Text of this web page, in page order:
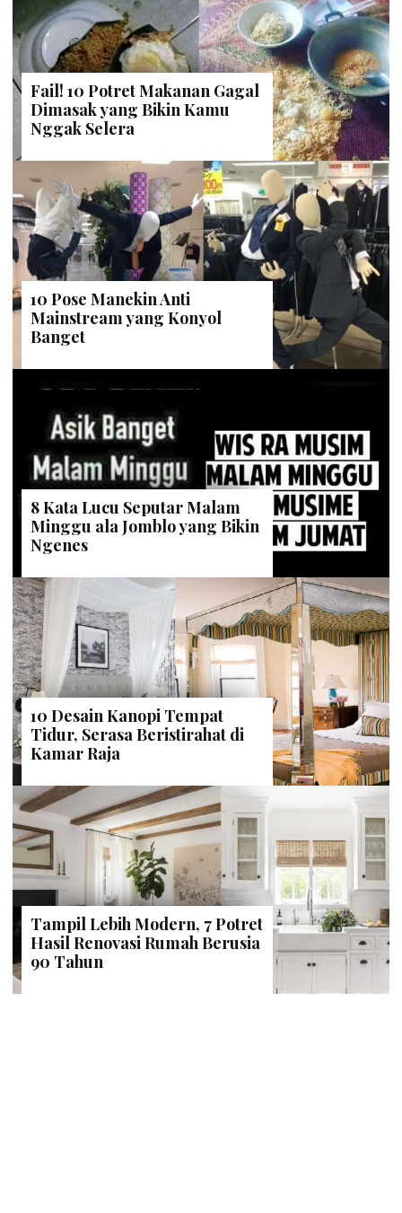
Fail! 10 Potret Makanan Gagal
Dimasak yang Bikin Kamu
Nggak Selera
10 Pose Manekin Anti
Mainstream yang Konyol
Banget
8 Kata Lucu Seputar Malam
Minggu ala Jomblo yang Bikin
Ngenes
10 Desain Kanopi Tempat
Tidur, Serasa Beristirahat di
Kamar Raja
Tampil Lebih Modern, 7 Potret
Hasil Renovasi Rumah Berusia
90 Tahun